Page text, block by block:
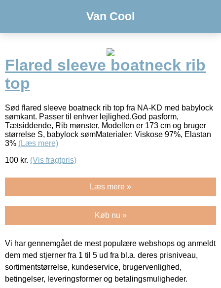
Van Cool
Flared sleeve boatneck rib
top
Sød flared sleeve boatneck rib top fra NA-KD med babylock
sømkant. Passer til enhver lejlighed.God pasform,
Tætsiddende, Rib mønster, Modellen er 173 cm og bruger
størrelse S, babylock sømMaterialer: Viskose 97%, Elastan
3% (Læs mere)
100 kr. (Vis fragtpris)
Læs mere »
Køb nu »
Vi har gennemgået de mest populære webshops og anmeldt
dem med stjerner fra 1 til 5 ud fra bl.a. deres prisniveau,
sortimentstørrelse, kundeservice, brugervenlighed,
betingelser, leveringsformer og betalingsmuligheder.